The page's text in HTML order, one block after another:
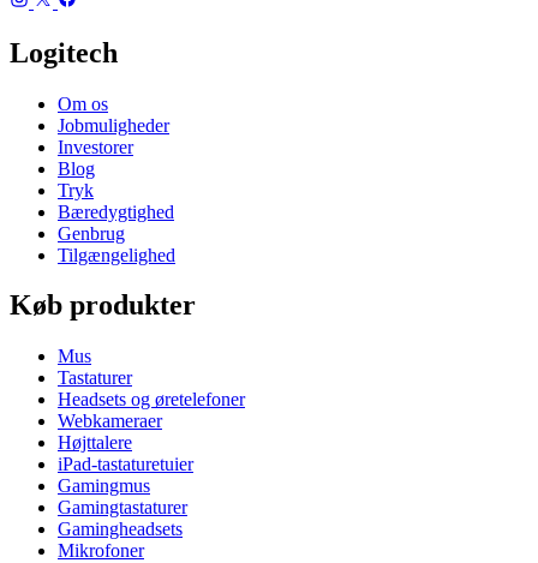
Logitech
Om os
Jobmuligheder
Investorer
Blog
Tryk
Bæredygtighed
Genbrug
Tilgængelighed
Køb produkter
Mus
Tastaturer
Headsets og øretelefoner
Webkameraer
Højttalere
iPad-tastaturetuier
Gamingmus
Gamingtastaturer
Gamingheadsets
Mikrofoner